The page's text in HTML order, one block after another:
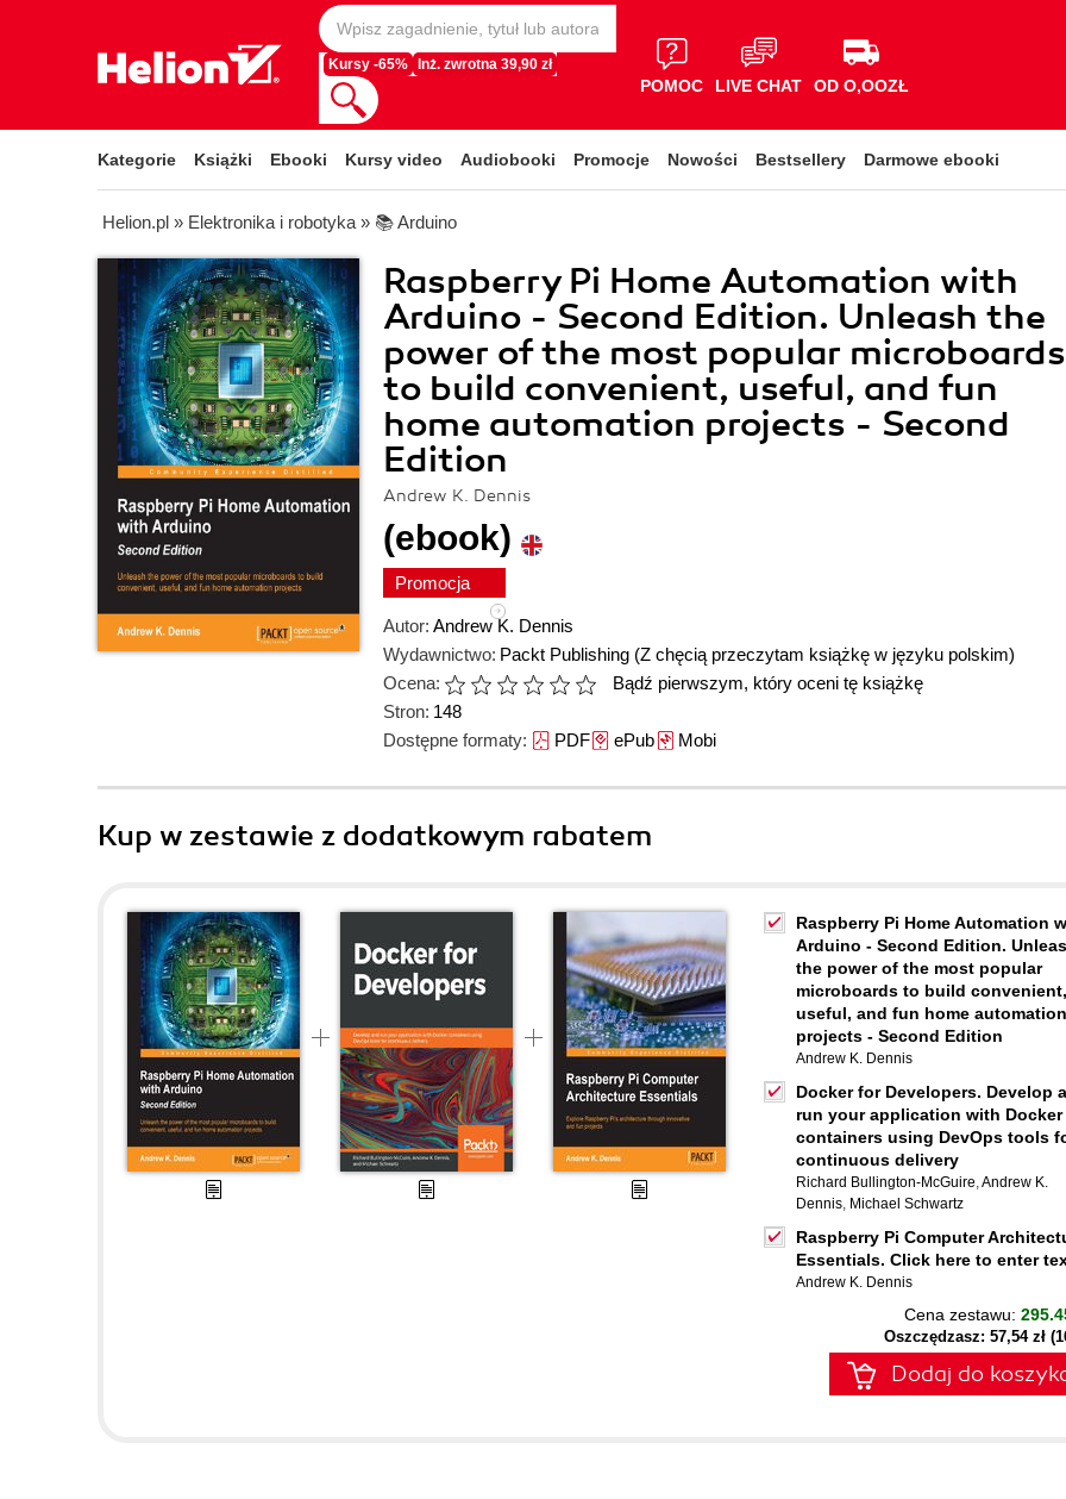
Kursy -65% Inż. zwrotna 39,90 zł
POMOC LIVE CHAT OD O,OOZŁ
Kategorie Książki Ebooki Kursy video Audiobooki Promocje Nowości Bestsellery Darmowe ebooki
Helion.pl » Elektronika i robotyka » 📚 Arduino
Raspberry Pi Home Automation with
Arduino - Second Edition. Unleash the
power of the most popular microboards
to build convenient, useful, and fun
home automation projects - Second
Edition
Andrew K. Dennis
(ebook)
Promocja
Autor: Andrew K. Dennis
Wydawnictwo: Packt Publishing (Z chęcią przeczytam książkę w języku polskim)
Ocena:
Bądź pierwszym, który oceni tę książkę
Stron: 148
Dostępne formaty: PDFePubMobi
Kup w zestawie z dodatkowym rabatem
Raspberry Pi Home Automation
Arduino - Second Edition.
the power of the most popular
microboards to build convenient,
useful, and fun home automation
projects - Second Edition
Andrew K. Dennis
Docker for Developers. Develop
run your application with Docker
containers using DevOps tools
continuous delivery
Richard Bullington-McGuire,Andrew K.
Dennis, Michael Schwartz
Raspberry Pi Computer
Essentials. Click here to enter
Andrew K. Dennis
Cena zestawu:
Oszczędzasz: 57,54 zł
Dodaj do